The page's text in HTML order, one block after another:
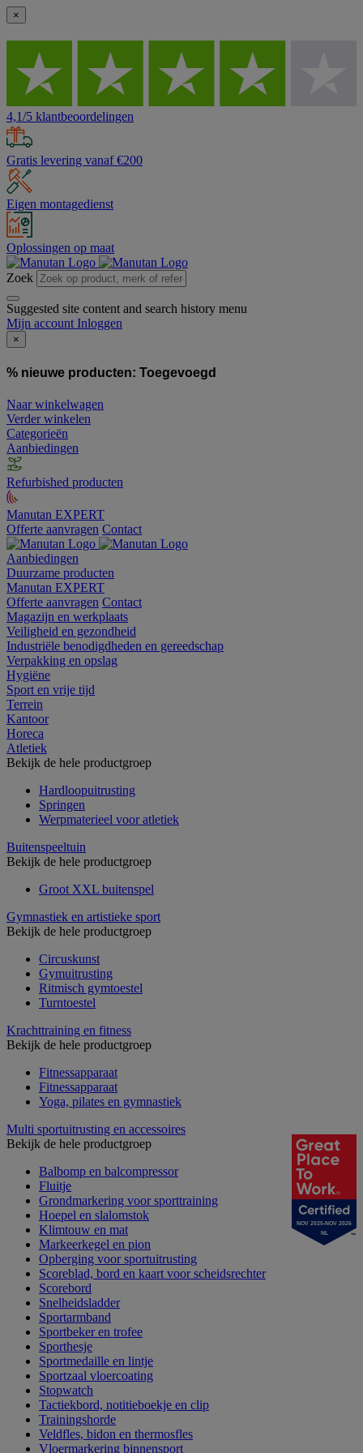
×
4,1/5 klantbeoordelingen
Gratis levering vanaf €200
Eigen montagedienst
Oplossingen op maat
Zoek
Suggested site content and search history menu
Mijn account Inloggen
×
% nieuwe producten: Toegevoegd
Naar winkelwagen
Verder winkelen
Categorieën
Aanbiedingen
Refurbished producten
Manutan EXPERT
Offerte aanvragen Contact
Aanbiedingen
Duurzame producten
Manutan EXPERT
Offerte aanvragen Contact
Magazijn en werkplaats
Veiligheid en gezondheid
Industriële benodigdheden en gereedschap
Verpakking en opslag
Hygiëne
Sport en vrije tijd
Terrein
Kantoor
Horeca
Atletiek
Bekijk de hele productgroep
Hardloopuitrusting
Springen
Werpmaterieel voor atletiek
Buitenspeeltuin
Bekijk de hele productgroep
Groot XXL buitenspel
Gymnastiek en artistieke sport
Bekijk de hele productgroep
Circuskunst
Gymuitrusting
Ritmisch gymtoestel
Turntoestel
Krachttraining en fitness
Bekijk de hele productgroep
Fitnessapparaat
Fitnessapparaat
Yoga, pilates en gymnastiek
Multi sportuitrusting en accessoires
Bekijk de hele productgroep
Balbomp en balcompressor
Fluitje
Grondmarkering voor sporttraining
Hoepel en slalomstok
Klimtouw en mat
Markeerkegel en pion
Opberging voor sportuitrusting
Scoreblad, bord en kaart voor scheidsrechter
Scorebord
Snelheidsladder
Sportarmband
Sportbeker en trofee
Sporthesje
Sportmedaille en lintje
Sportzaal vloercoating
Stopwatch
Tactiekbord, notitieboekje en clip
Trainingshorde
Veldfles, bidon en thermosfles
Vloermarkering binnensport
NOV 2025-NOV 2026
NL